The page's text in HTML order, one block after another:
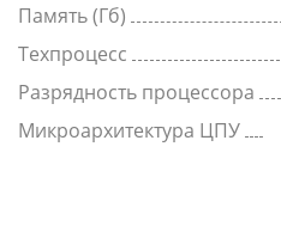
Память (Гб)
Техпроцесс
Разрядность процессора
Микроархитектура ЦПУ